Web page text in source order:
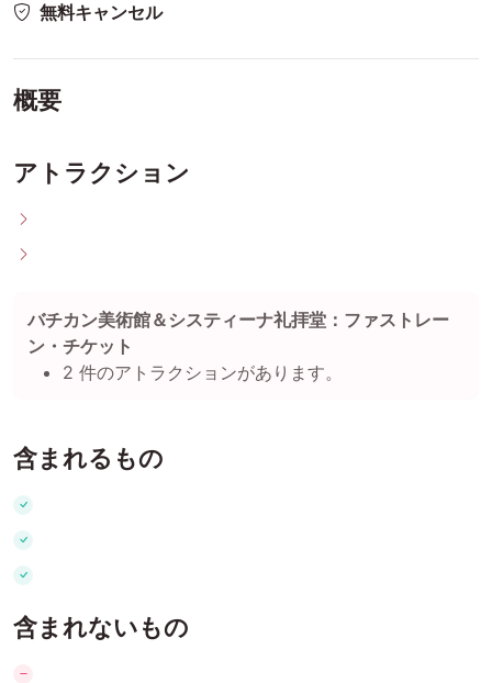
無料キャンセル
概要
アトラクション
バチカン美術館＆システィーナ礼拝堂：ファストレー
ン・チケット
2 件のアトラクションがあります。
含まれるもの
含まれないもの